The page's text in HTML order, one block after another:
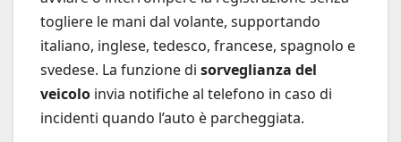
togliere le mani dal volante, supportando
italiano, inglese, tedesco, francese, spagnolo e
svedese. La funzione di sorveglianza del
veicolo invia notifiche al telefono in caso di
incidenti quando l’auto è parcheggiata.